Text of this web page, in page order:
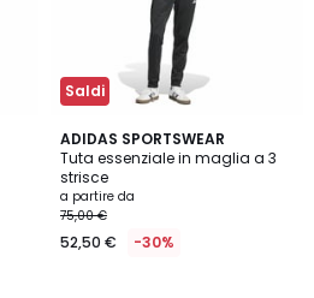
Saldi
ADIDAS SPORTSWEAR
Tuta essenziale in maglia a 3
strisce
a partire da
75,00 €
52,50 € -30%
4,6
/ 5
3
Colori